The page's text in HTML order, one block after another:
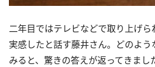
二年目ではテレビなどで取り上げら
実感したと話す藤井さん。どのよ
みると、驚きの答えが返ってきまし